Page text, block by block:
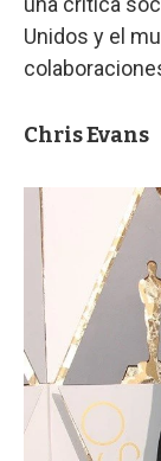
Unidos y el
Chris Evans